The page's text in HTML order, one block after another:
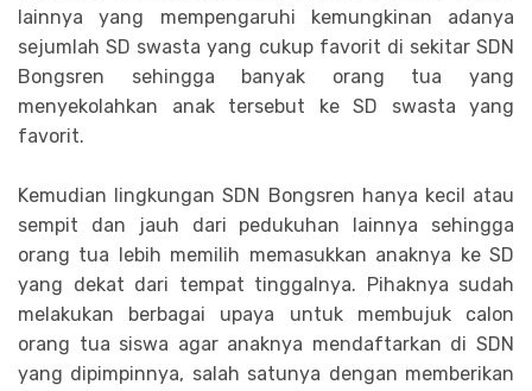
lainnya yang mempengaruhi kemungkinan adanya
sejumlah SD swasta yang cukup favorit di sekitar SDN
Bongsren sehingga banyak orang tua yang
menyekolahkan anak tersebut ke SD swasta yang
favorit.
Kemudian lingkungan SDN Bongsren hanya kecil atau
sempit dan jauh dari pedukuhan lainnya sehingga
orang tua lebih memilih memasukkan anaknya ke SD
yang dekat dari tempat tinggalnya. Pihaknya sudah
melakukan berbagai upaya untuk membujuk calon
orang tua siswa agar anaknya mendaftarkan di SDN
yang dipimpinnya, salah satunya dengan memberikan